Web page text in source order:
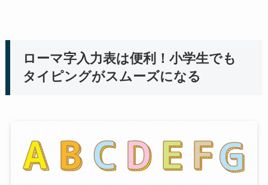
ローマ字入力表は便利！小学生でも
タイピングがスムーズになる